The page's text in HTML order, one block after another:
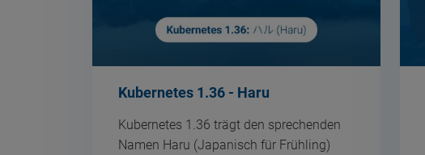
Kubernetes 1.36 - Haru
Kubernetes 1.36 trägt den sprechenden
Namen Haru (Japanisch für Frühling)